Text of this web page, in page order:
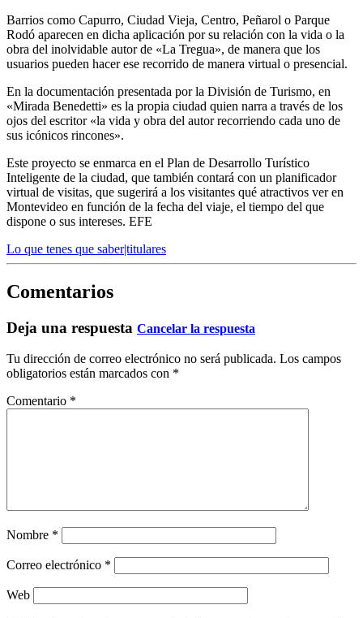
Barrios como Capurro, Ciudad Vieja, Centro, Peñarol o Parque
Rodó aparecen en dicha aplicación por su relación con la vida o la
obra del inolvidable autor de «La Tregua», de manera que los
usuarios pueden hacer ese recorrido de manera virtual o presencial.
En la documentación presentada por la División de Turismo, en
«Mirada Benedetti» es la propia ciudad quien narra a través de los
ojos del escritor «la vida y obra del autor recorriendo cada uno de
sus icónicos rincones».
Este proyecto se enmarca en el Plan de Desarrollo Turístico
Inteligente de la ciudad, que también contará con un planificador
virtual de visitas, que sugerirá a los visitantes qué atractivos ver en
Montevideo en función de la fecha del viaje, el tiempo del que
dispone o sus intereses. EFE
Lo que tenes que saber|titulares
Comentarios
Deja una respuesta Cancelar la respuesta
Tu dirección de correo electrónico no será publicada. Los campos
obligatorios están marcados con *
Comentario *
Nombre *
Correo electrónico *
Web